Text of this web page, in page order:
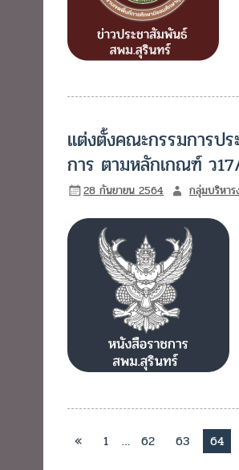
แต่งตั้งคณะกรรมการปร
การ ตามหลักเกณฑ์ ว
28 กันยายน 2564 กลุ่มบริหา
« 1 … 62 63 64